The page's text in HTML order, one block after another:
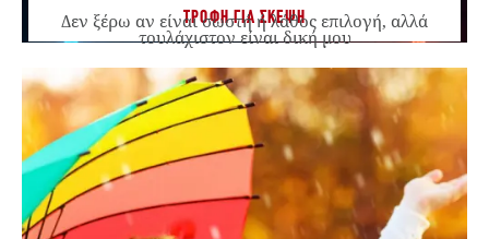
ΤΡΟΦΗ ΓΙΑ ΣΚΕΨΗ
Δεν ξέρω αν είναι σωστή ή λάθος επιλογή, αλλά
τουλάχιστον είναι δική μου